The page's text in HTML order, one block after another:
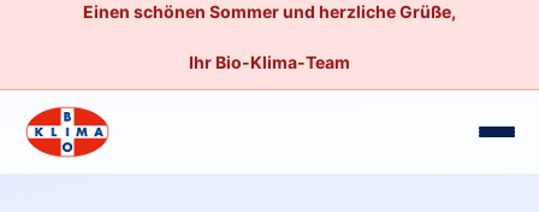
Einen schönen Sommer und herzliche Grüße,
Ihr Bio-Klima-Team